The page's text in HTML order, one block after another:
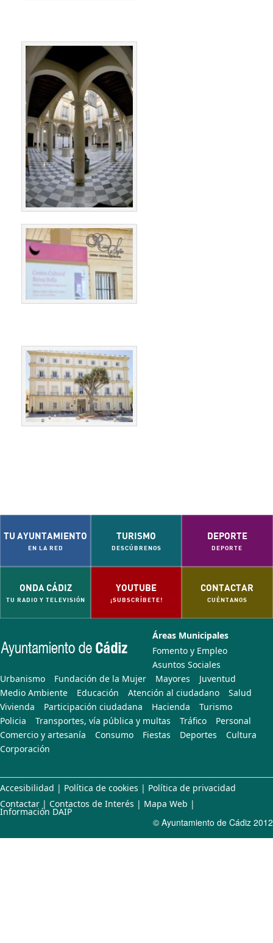
TU AYUNTAMIENTO
EN LA RED
TURISMO
DESCÚBRENOS
DEPORTE
DEPORTE
ONDA CÁDIZ
TU RADIO Y TELEVISIÓN
YOUTUBE
¡SUBSCRÍBETE!
CONTACTAR
CUÉNTANOS
Áreas Municipales
Fomento y Empleo
Asuntos Sociales
Urbanismo
Fundación de la Mujer Mayores
Juventud
Medio Ambiente
Educación Atención al ciudadano
Salud
Vivienda
Participación ciudadana Hacienda
Turismo
Policia
Transportes, vía pública y multas Tráfico
Personal
Comercio y artesanía
Consumo Fiestas Deportes
Cultura
Corporación
Accesibilidad | Política de cookies | Política de privacidad
Contactar | Contactos de Interés | Mapa Web |
Información DAIP
© Ayuntamiento de Cádiz 2012